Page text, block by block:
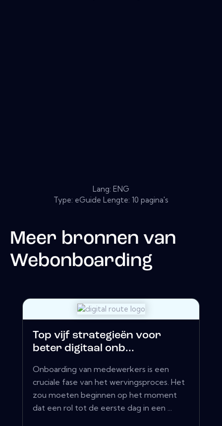
Lang: ENG
Type: eGuide Lengte: 10 pagina's
Meer bronnen van
Webonboarding
Top vijf strategieën voor
beter digitaal onb...
Onboarding van medewerkers is een
cruciale fase van het wervingsproces. Het
zou moeten beginnen op het moment
dat een rol tot de eerste dag in een ...